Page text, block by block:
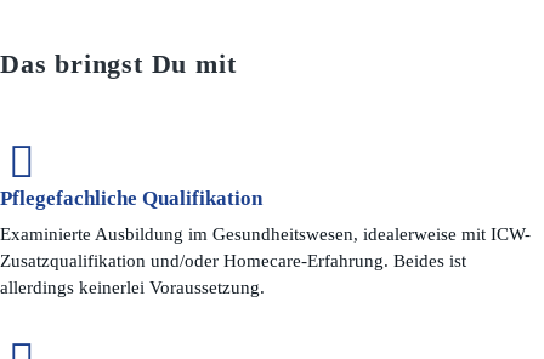
Das bringst Du mit
Pflegefachliche Qualifikation
Examinierte Ausbildung im Gesundheitswesen, idealerweise mit ICW-
Zusatzqualifikation und/oder Homecare-Erfahrung. Beides ist
allerdings keinerlei Voraussetzung.